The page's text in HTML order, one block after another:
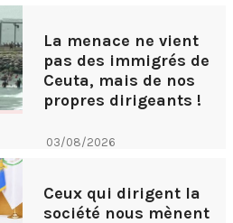
La menace ne vient
pas des immigrés de
Ceuta, mais de nos
propres dirigeants !
03/08/2026
Ceux qui dirigent la
société nous mènent